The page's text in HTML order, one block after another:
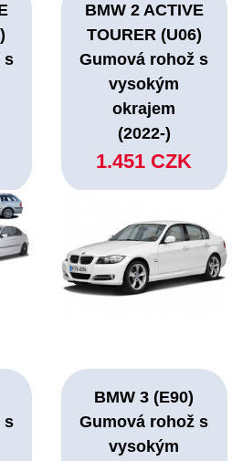
s
BMW 2 ACTIVE
TOURER (U06)
Gumová rohož s
vysokým
okrajem
(2022-)
1.451 CZK
s
BMW 3 (E90)
Gumová rohož s
vysokým